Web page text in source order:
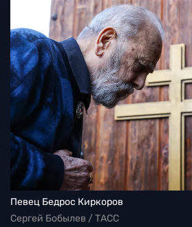
Певец Бедрос Киркоров
Сергей Бобылев / ТАСС